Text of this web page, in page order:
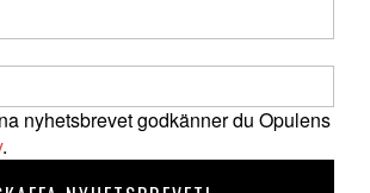
nyhetsbrevet godkänner du Opulens
.